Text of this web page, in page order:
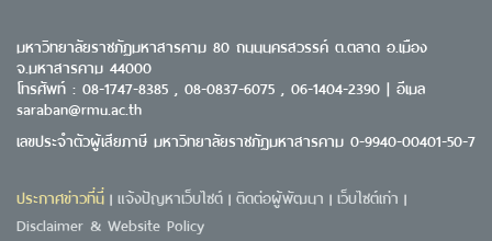
มหาวิทยาลัยราชภัฏมหาสารคาม 80 ถนนนครสวรรค์ ต.ตลาด อ.เมือง
จ.มหาสารคาม 44000
โทรศัพท์ : 08-1747-8385 , 08-0837-6075 , 06-1404-2390 | อีเมล
saraban@rmu.ac.th
เลขประจำตัวผู้เสียภาษี มหาวิทยาลัยราชภัฏมหาสารคาม 0-9940-00401-50-7
ประกาศข่าวที่นี่ | แจ้งปัญหาเว็บไซต์ | ติดต่อผู้พัฒนา | เว็บไซต์เก่า |
Disclaimer & Website Policy